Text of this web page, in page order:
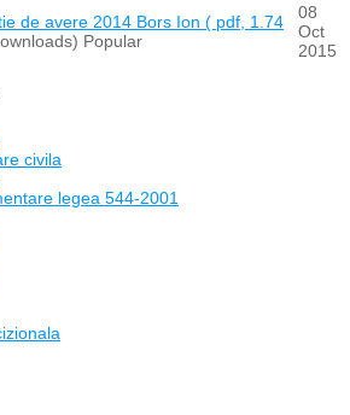
de avere 2014 Bors Ion ( pdf, 1.74
Popular
08
Oct
2015
civila
legea 544-2001